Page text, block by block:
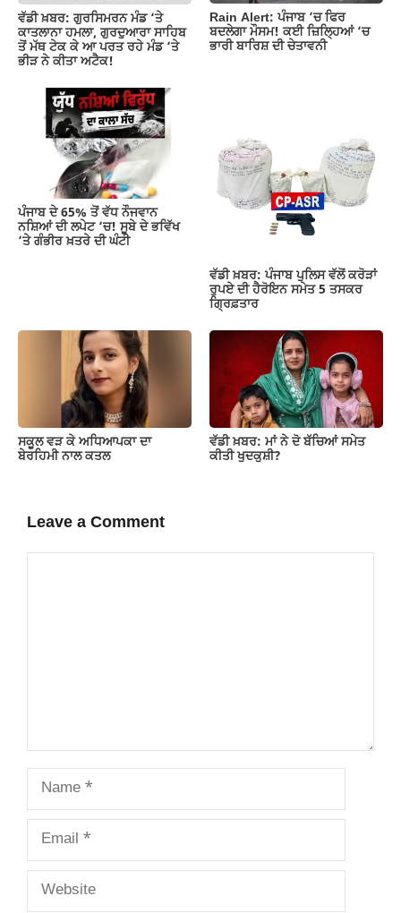
ਵੱਡੀ ਖ਼ਬਰ: ਗੁਰਸਿਮਰਨ ਮੰਡ ‘ਤੇ
ਕਾਤਲਾਨਾ ਹਮਲਾ, ਗੁਰਦੁਆਰਾ ਸਾਹਿਬ
ਤੋਂ ਮੱਥ ਟੇਕ ਕੇ ਆ ਪਰਤ ਰਹੇ ਮੰਡ ‘ਤੇ
ਭੀੜ ਨੇ ਕੀਤਾ ਅਟੈਕ!
Rain Alert: ਪੰਜਾਬ ‘ਚ ਫਿਰ
ਬਦਲੇਗਾ ਮੌਸਮ! ਕਈ ਜ਼ਿਲ੍ਹਿਆਂ ‘ਚ
ਭਾਰੀ ਬਾਰਿਸ਼ ਦੀ ਚੇਤਾਵਨੀ
ਪੰਜਾਬ ਦੇ 65% ਤੋਂ ਵੱਧ ਨੌਜਵਾਨ
ਨਸ਼ਿਆਂ ਦੀ ਲਪੇਟ ‘ਚ! ਸੂਬੇ ਦੇ ਭਵਿੱਖ
‘ਤੇ ਗੰਭੀਰ ਖ਼ਤਰੇ ਦੀ ਘੰਟੀ
ਵੱਡੀ ਖ਼ਬਰ: ਪੰਜਾਬ ਪੁਲਿਸ ਵੱਲੋਂ ਕਰੋੜਾਂ
ਰੁਪਏ ਦੀ ਹੈਰੋਇਨ ਸਮੇਤ 5 ਤਸਕਰ
ਗ੍ਰਿਫ਼ਤਾਰ
ਸਕੂਲ ਵੜ ਕੇ ਅਧਿਆਪਕਾ ਦਾ
ਬੇਰਹਿਮੀ ਨਾਲ ਕਤਲ
ਵੱਡੀ ਖ਼ਬਰ: ਮਾਂ ਨੇ ਦੋ ਬੱਚਿਆਂ ਸਮੇਤ
ਕੀਤੀ ਖੁਦਕੁਸ਼ੀ?
Leave a Comment
Name
Email
Website